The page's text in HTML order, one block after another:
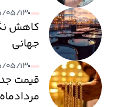
۱۴۰۵/۰۵/
کاهش
جهانی
۱۴۰۵/۰۵/
مردادماه ۱۴۰۵/ جدول